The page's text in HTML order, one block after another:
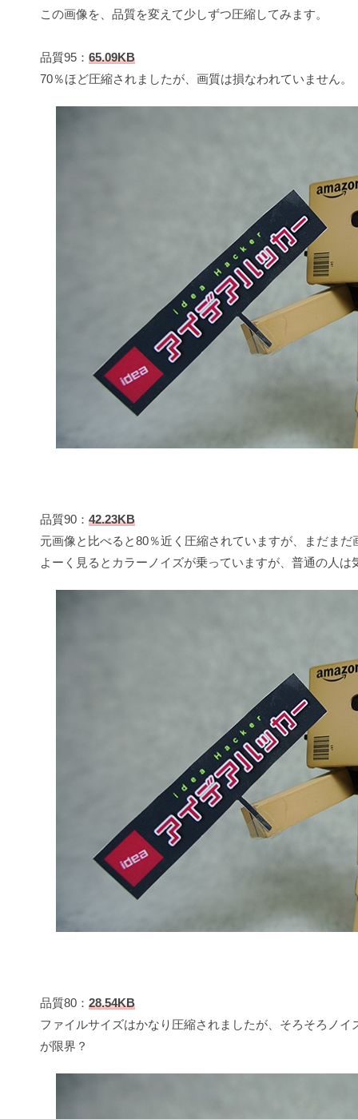
この画像を、品質を変えて少しずつ圧縮してみます。
品質95： 65.09KB
70％ほど圧縮されましたが、画質は損なわれていません。
品質90： 42.23KB
元画像と比べると80％近く圧縮されていますが、まだまだ
よーく見るとカラーノイズが乗っていますが、普通の人は
品質80： 28.54KB
ファイルサイズはかなり圧縮されましたが、そろそろノ
が限界？